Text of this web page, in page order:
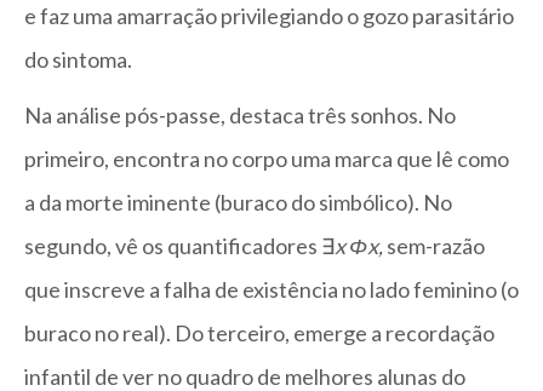
e faz uma amarração privilegiando o gozo parasitário
do sintoma.
Na análise pós-passe, destaca três sonhos. No
primeiro, encontra no corpo uma marca que lê como
a da morte iminente (buraco do simbólico). No
segundo, vê os quantificadores ∃xΦx,sem-razão
que inscreve a falha de existência no lado feminino (o
buraco no real). Do terceiro, emerge a recordação
infantil de ver no quadro de melhores alunas do